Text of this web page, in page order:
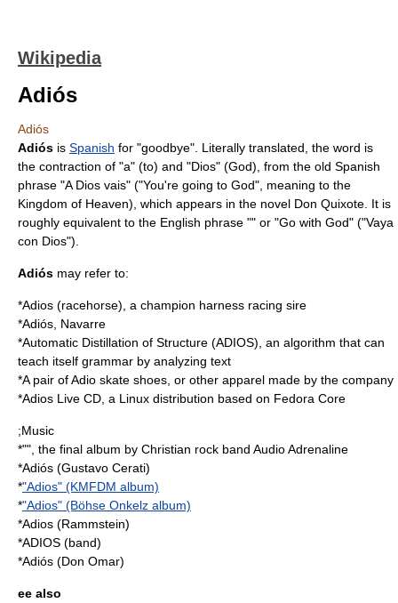
Wikipedia
Adiós
Adiós
Adiós is Spanish for "goodbye". Literally translated, the word is
the contraction of "a" (to) and "Dios" (God), from the old Spanish
phrase "A Dios vais" ("You're going to God", meaning to the
Kingdom of Heaven), which appears in the novel Don Quixote . It is
roughly equivalent to the English phrase "" or "Go with God" ("Vaya
con Dios").
Adiós may refer to:
*Adios (racehorse) , a champion harness racing sire
*Adiós, Navarre
*Automatic Distillation of Structure (ADIOS), an algorithm that can
teach itself grammar by analyzing text
*A pair ofAdio skate shoes, or other apparel made by the company
*Adios Live CD , a Linux distribution based on Fedora Core
;Music
*"", the final album by Christian rock band Audio Adrenaline
*Adiós (Gustavo Cerati)
*"Adios" (KMFDM album)
*"Adios" (Böhse Onkelz album)
*Adios (Rammstein)
*ADIOS (band)
*Adiós (Don Omar)
ee also